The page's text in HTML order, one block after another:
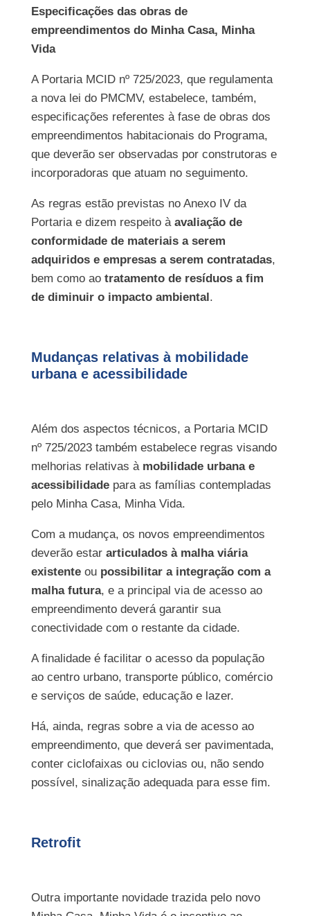
Especificações das obras de
empreendimentos do Minha Casa, Minha
Vida
A Portaria MCID nº 725/2023, que regulamenta
a nova lei do PMCMV, estabelece, também,
especificações referentes à fase de obras dos
empreendimentos habitacionais do Programa,
que deverão ser observadas por construtoras e
incorporadoras que atuam no seguimento.
As regras estão previstas no Anexo IV da
Portaria e dizem respeito à avaliação de
conformidade de materiais a serem
adquiridos e empresas a serem contratadas,
bem como ao tratamento de resíduos a fim
de diminuir o impacto ambiental.
Mudanças relativas à mobilidade
urbana e acessibilidade
Além dos aspectos técnicos, a Portaria MCID
nº 725/2023 também estabelece regras visando
melhorias relativas à mobilidade urbana e
acessibilidade para as famílias contempladas
pelo Minha Casa, Minha Vida.
Com a mudança, os novos empreendimentos
deverão estar articulados à malha viária
existenteou possibilitar a integração com a
malha futura, e a principal via de acesso ao
empreendimento deverá garantir sua
conectividade com o restante da cidade.
A finalidade é facilitar o acesso da população
ao centro urbano, transporte público, comércio
e serviços de saúde, educação e lazer.
Há, ainda, regras sobre a via de acesso ao
empreendimento, que deverá ser pavimentada,
conter ciclofaixas ou ciclovias ou, não sendo
possível, sinalização adequada para esse fim.
Retrofit
Outra importante novidade trazida pelo novo